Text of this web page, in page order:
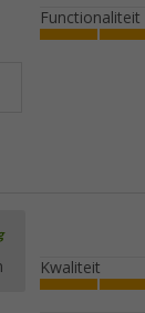
Functionaliteit
Kwaliteit